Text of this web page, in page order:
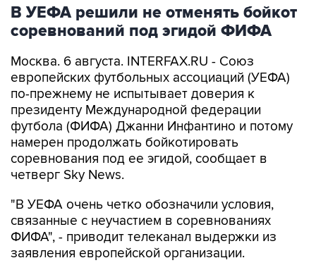
В УЕФА решили не отменять бойкот
соревнований под эгидой ФИФА
Москва. 6 августа. INTERFAX.RU - Союз
европейских футбольных ассоциаций (УЕФА)
по-прежнему не испытывает доверия к
президенту Международной федерации
футбола (ФИФА) Джанни Инфантино и потому
намерен продолжать бойкотировать
соревнования под ее эгидой, сообщает в
четверг Sky News.
"В УЕФА очень четко обозначили условия,
связанные с неучастием в соревнованиях
ФИФА", - приводит телеканал выдержки из
заявления европейской организации.